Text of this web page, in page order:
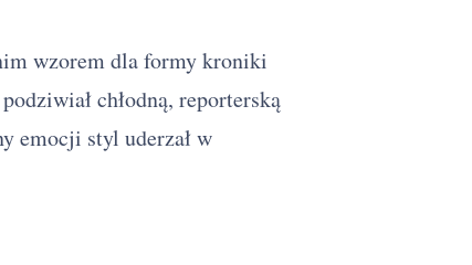
wzorem dla formy kroniki
chłodną, reporterską
emocji styl uderzał w